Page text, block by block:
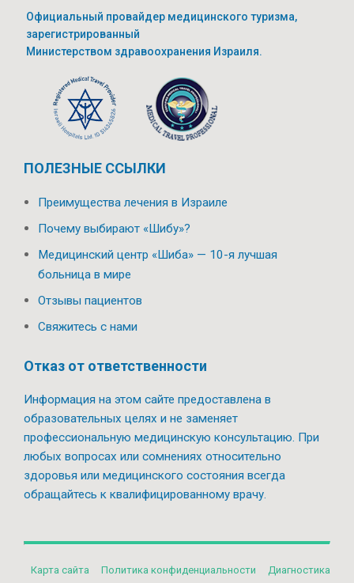
Официальный провайдер медицинского туризма,
зарегистрированный
Министерством здравоохранения Израиля.
ПОЛЕЗНЫЕ ССЫЛКИ
Преимущества лечения в Израиле
Почему выбирают «Шибу»?
Медицинский центр «Шиба» — 10-я лучшая
больница в мире
Отзывы пациентов
Свяжитесь с нами
Отказ от ответственности
Информация на этом сайте предоставлена в
образовательных целях и не заменяет
профессиональную медицинскую консультацию. При
любых вопросах или сомнениях относительно
здоровья или медицинского состояния всегда
обращайтесь к квалифицированному врачу.
Карта сайта Политикa конфиденциальности
Диагностика